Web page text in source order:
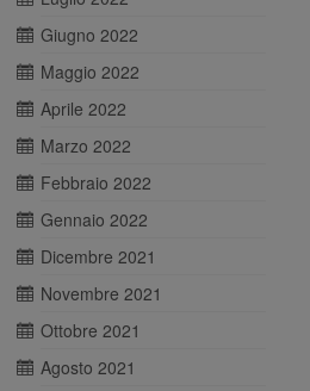
Giugno 2022
Maggio 2022
Aprile 2022
Marzo 2022
Febbraio 2022
Gennaio 2022
Dicembre 2021
Novembre 2021
Ottobre 2021
Agosto 2021